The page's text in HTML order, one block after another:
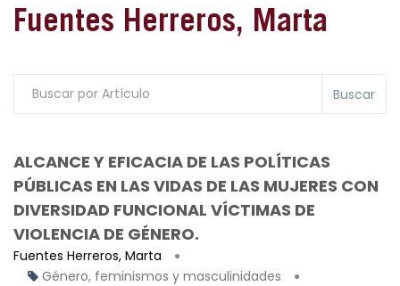
Fuentes Herreros, Marta
Buscar
ALCANCE Y EFICACIA DE LAS POLÍTICAS
PÚBLICAS EN LAS VIDAS DE LAS MUJERES CON
DIVERSIDAD FUNCIONAL VÍCTIMAS DE
VIOLENCIA DE GÉNERO.
Fuentes Herreros, Marta
Género, feminismos y masculinidades